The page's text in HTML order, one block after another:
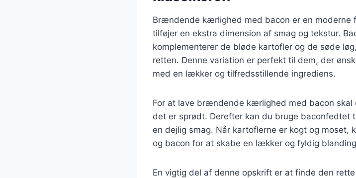
Brændende kærlighed med bacon er en moderne
tilføjer en ekstra dimension af smag og tekstur.
komplementerer de bløde kartofler og de søde
retten. Denne variation er perfekt til dem, der
med en lækker og tilfredsstillende ingrediens.
For at lave brændende kærlighed med bacon
det er sprødt. Derefter kan du bruge baconfedtet
en dejlig smag. Når kartoflerne er kogt og moset,
og bacon for at skabe en lækker og fyldig
En vigtig del af denne opskrift er at finde den